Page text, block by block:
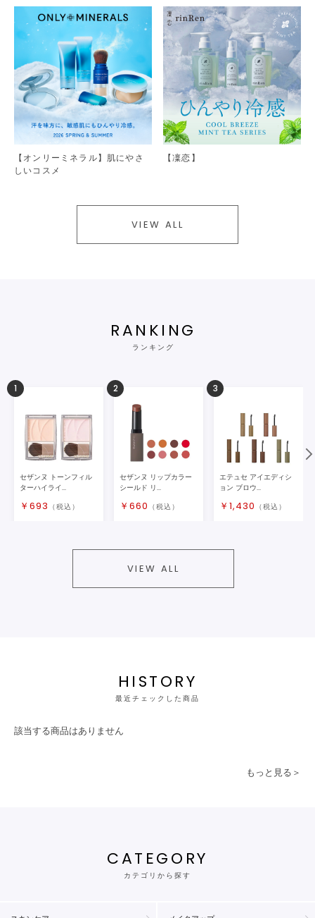
【オンリーミネラル】肌にやさ
しいコスメ
【凜恋】
VIEW ALL
RANKING
ランキング
1
セザンヌ トーンフィル
ターハイライ...
￥ 693 （税込）
2
セザンヌ リップカラー
シールド リ...
￥ 660 （税込）
3
エテュセ アイエディシ
ョン ブロウ...
￥ 1,430 （税込）
VIEW ALL
HISTORY
最近チェックした商品
該当する商品はありません
もっと見る＞
CATEGORY
カテゴリから探す